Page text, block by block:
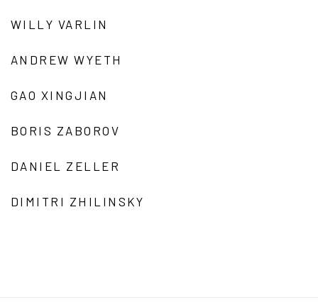
WILLY VARLIN
ANDREW WYETH
GAO XINGJIAN
BORIS ZABOROV
DANIEL ZELLER
DIMITRI ZHILINSKY